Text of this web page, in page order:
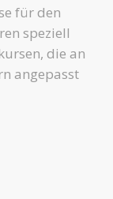
für den
speziell
die an
angepasst